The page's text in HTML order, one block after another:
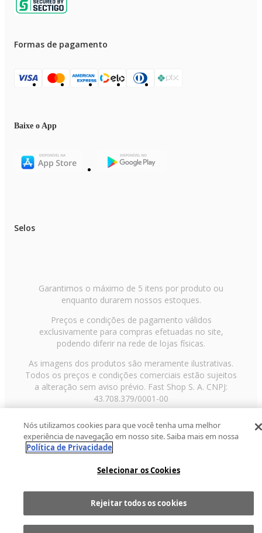
Formas de pagamento
Baixe o App
Selos
Garantimos o máximo de 5 itens por produto ou
enquanto durarem nossos estoques.
Preços e condições de pagamento válidos
exclusivamente para compras efetuadas no site,
podendo diferir na rede de lojas físicas.
As imagens dos produtos são meramente ilustrativas.
Todos os preços e condições comerciais estão sujeitos
a alteração sem aviso prévio. Fast Shop S. A. CNPJ:
43.708.379/0001-00
Paulo/SP, CEP 02029-001, Telefone: 11 3003-3728 ©
2013 Fast Shop - Todos os direitos reservadosRF
Nós utilizamos cookies para que você tenha uma melhor
experiência de navegação em nosso site. Saiba mais em nossa
Política de Privacidade
Selecionar os Cookies
Rejeitar todos os cookies